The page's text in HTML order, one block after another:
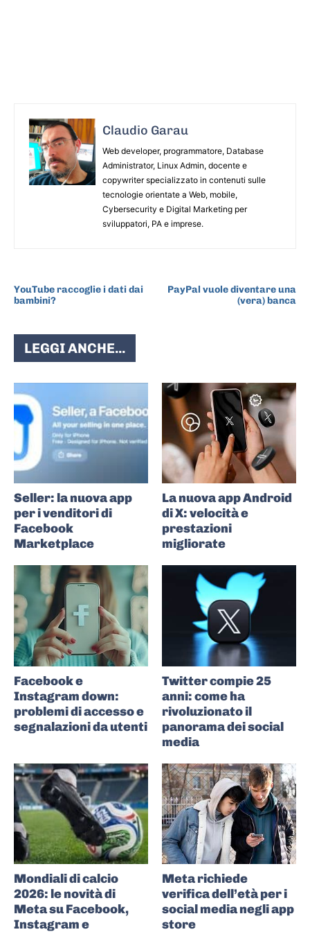
Claudio Garau
Web developer, programmatore, Database
Administrator, Linux Admin, docente e
copywriter specializzato in contenuti sulle
tecnologie orientate a Web, mobile,
Cybersecurity e Digital Marketing per
sviluppatori, PA e imprese.
YouTube raccoglie i dati dai
bambini?
PayPal vuole diventare una
(vera) banca
LEGGI ANCHE...
Seller: la nuova app
per i venditori di
Facebook
Marketplace
La nuova app Android
di X: velocità e
prestazioni
migliorate
Facebook e
Instagram down:
problemi di accesso e
segnalazioni da utenti
Twitter compie 25
anni: come ha
rivoluzionato il
panorama dei social
media
Mondiali di calcio
2026: le novità di
Meta su Facebook,
Instagram e
Meta richiede
verifica dell’età per i
social media negli app
store